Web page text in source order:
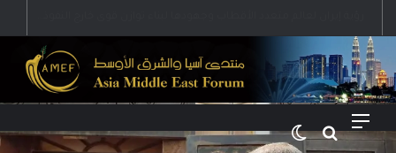
القائمة بحث عن